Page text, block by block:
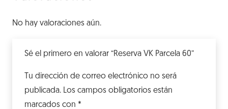
No hay valoraciones aún.
Sé el primero en valorar “Reserva VK Parcela 60”
Tu dirección de correo electrónico no será
publicada. Los campos obligatorios están
marcados con *